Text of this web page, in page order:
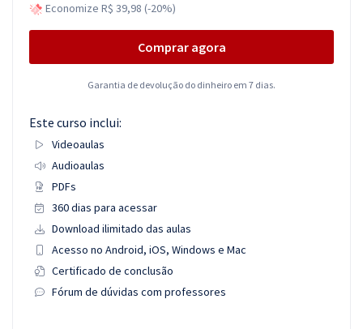
Economize R$ 39,98 (-20%)
Comprar agora
Garantia de devolução do dinheiro em 7 dias.
Este curso inclui:
Videoaulas
Audioaulas
PDFs
360 dias para acessar
Download ilimitado das aulas
Acesso no Android, iOS, Windows e Mac
Certificado de conclusão
Fórum de dúvidas com professores